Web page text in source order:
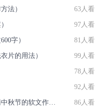
法） 63人看
97人看
字） 81人看
片的用法） 99人看
78人看
92人看
86人看